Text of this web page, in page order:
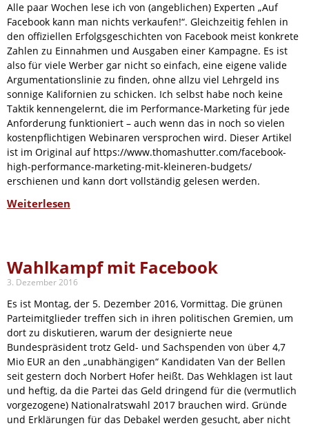
Alle paar Wochen lese ich von (angeblichen) Experten „Auf
Facebook kann man nichts verkaufen!“. Gleichzeitig fehlen in
den offiziellen Erfolgsgeschichten von Facebook meist konkrete
Zahlen zu Einnahmen und Ausgaben einer Kampagne. Es ist
also für viele Werber gar nicht so einfach, eine eigene valide
Argumentationslinie zu finden, ohne allzu viel Lehrgeld ins
sonnige Kalifornien zu schicken. Ich selbst habe noch keine
Taktik kennengelernt, die im Performance-Marketing für jede
Anforderung funktioniert – auch wenn das in noch so vielen
kostenpflichtigen Webinaren versprochen wird. Dieser Artikel
ist im Original auf https://www.thomashutter.com/facebook-
high-performance-marketing-mit-kleineren-budgets/
erschienen und kann dort vollständig gelesen werden.
Weiterlesen
Wahlkampf mit Facebook
3. Dezember 2016
Es ist Montag, der 5. Dezember 2016, Vormittag. Die grünen
Parteimitglieder treffen sich in ihren politischen Gremien, um
dort zu diskutieren, warum der designierte neue
Bundespräsident trotz Geld- und Sachspenden von über 4,7
Mio EUR an den „unabhängigen“ Kandidaten Van der Bellen
seit gestern doch Norbert Hofer heißt. Das Wehklagen ist laut
und heftig, da die Partei das Geld dringend für die (vermutlich
vorgezogene) Nationalratswahl 2017 brauchen wird. Gründe
und Erklärungen für das Debakel werden gesucht, aber nicht